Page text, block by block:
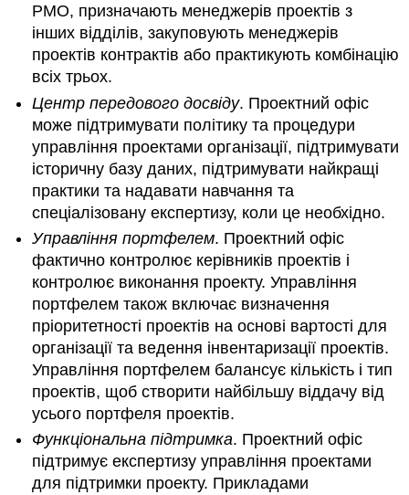
PMO, призначають менеджерів проектів з
інших відділів, закуповують менеджерів
проектів контрактів або практикують комбінацію
всіх трьох.
Центр передового досвіду. Проектний офіс
може підтримувати політику та процедури
управління проектами організації, підтримувати
історичну базу даних, підтримувати найкращі
практики та надавати навчання та
спеціалізовану експертизу, коли це необхідно.
Управління портфелем. Проектний офіс
фактично контролює керівників проектів і
контролює виконання проекту. Управління
портфелем також включає визначення
пріоритетності проектів на основі вартості для
організації та ведення інвентаризації проектів.
Управління портфелем балансує кількість і тип
проектів, щоб створити найбільшу віддачу від
усього портфеля проектів.
Функціональна підтримка. Проектний офіс
підтримує експертизу управління проектами
для підтримки проекту. Прикладами